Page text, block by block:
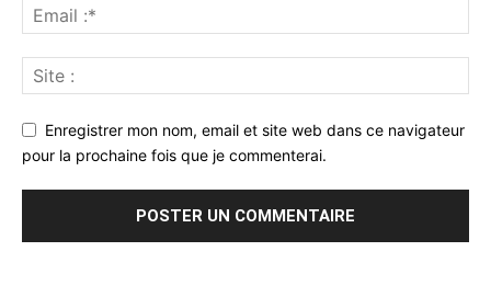
Enregistrer mon nom, email et site web dans ce navigateur
pour la prochaine fois que je commenterai.